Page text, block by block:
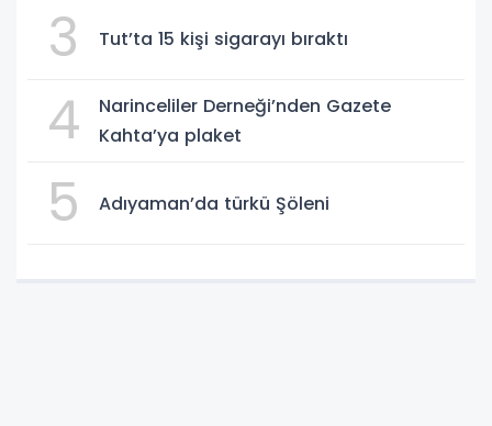
3 Tut’ta 15 kişi sigarayı bıraktı
4
Narinceliler Derneği’nden Gazete
Kahta’ya plaket
5 Adıyaman’da türkü Şöleni